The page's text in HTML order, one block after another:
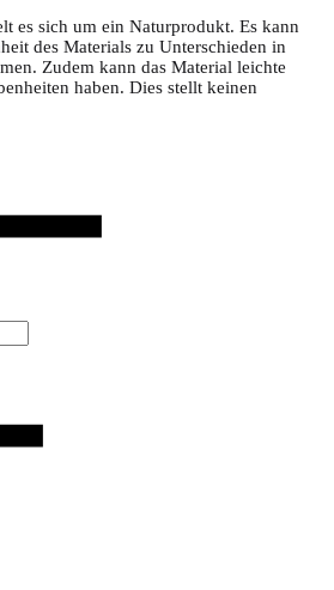
es sich um ein Naturprodukt. Es kann
des Materials zu Unterschieden in
Zudem kann das Material leichte
haben. Dies stellt keinen